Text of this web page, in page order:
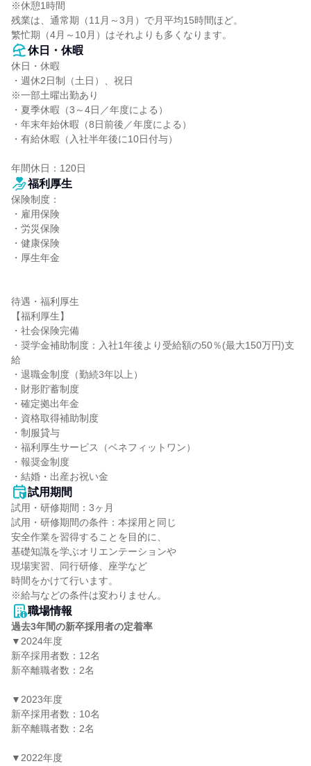
※休憩1時間
残業は、通常期（11月～3月）で月平均15時間ほど。
繁忙期（4月～10月）はそれよりも多くなります。
休日・休暇
休日・休暇
・週休2日制（土日）、祝日
※一部土曜出勤あり
・夏季休暇（3～4日／年度による）
・年末年始休暇（8日前後／年度による）
・有給休暇（入社半年後に10日付与）
年間休日：120日
福利厚生
保険制度：
・雇用保険
・労災保険
・健康保険
・厚生年金
待遇・福利厚生
【福利厚生】
・社会保険完備
・奨学金補助制度：入社1年後より受給額の50％(最大150万円)支
給
・退職金制度（勤続3年以上）
・財形貯蓄制度
・確定拠出年金
・資格取得補助制度
・制服貸与
・福利厚生サービス（ベネフィットワン）
・報奨金制度
・結婚・出産お祝い金
試用期間
試用・研修期間：3ヶ月
試用・研修期間の条件：本採用と同じ
安全作業を習得することを目的に、
基礎知識を学ぶオリエンテーションや
現場実習、同行研修、座学など
時間をかけて行います。
職場情報
過去3年間の新卒採用者の定着率
▼2024年度
新卒採用者数：12名
新卒離職者数：2名
▼2023年度
新卒採用者数：10名
新卒離職者数：2名
▼2022年度